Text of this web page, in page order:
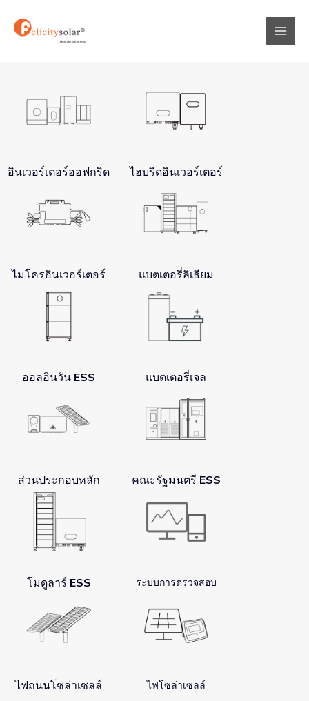
อินเวอร์เตอร์ออฟกริด ไฮบริดอินเวอร์เตอร์
ไมโครอินเวอร์เตอร์ แบตเตอรี่ลิเธียม
ออลอินวัน ESS แบตเตอรี่เจล
ส่วนประกอบหลัก คณะรัฐมนตรี ESS
โมดูลาร์ ESS ระบบการตรวจสอบ
ไฟถนนโซล่าเซลล์ ไฟโซล่าเซลล์